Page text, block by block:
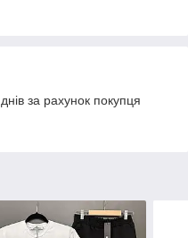
за рахунок покупця